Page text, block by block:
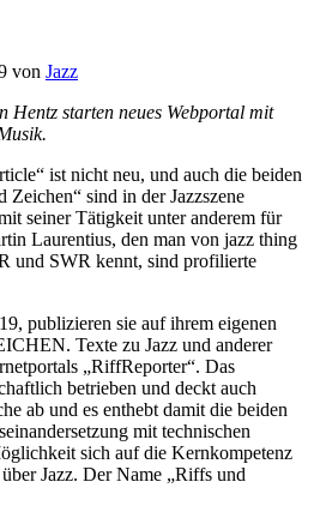
von Jazz
Hentz starten neues Webportal mit
ist nicht neu, und auch die beiden
sind in der Jazzszene
seiner Tätigkeit unter anderem für
Laurentius, den man von jazz thing
und SWR kennt, sind profilierte
publizieren sie auf ihrem eigenen
Texte zu Jazz und anderer
„RiffReporter“. Das
betrieben und deckt auch
ab und es enthebt damit die beiden
mit technischen
sich auf die Kernkompetenz
Jazz. Der Name „Riffs und